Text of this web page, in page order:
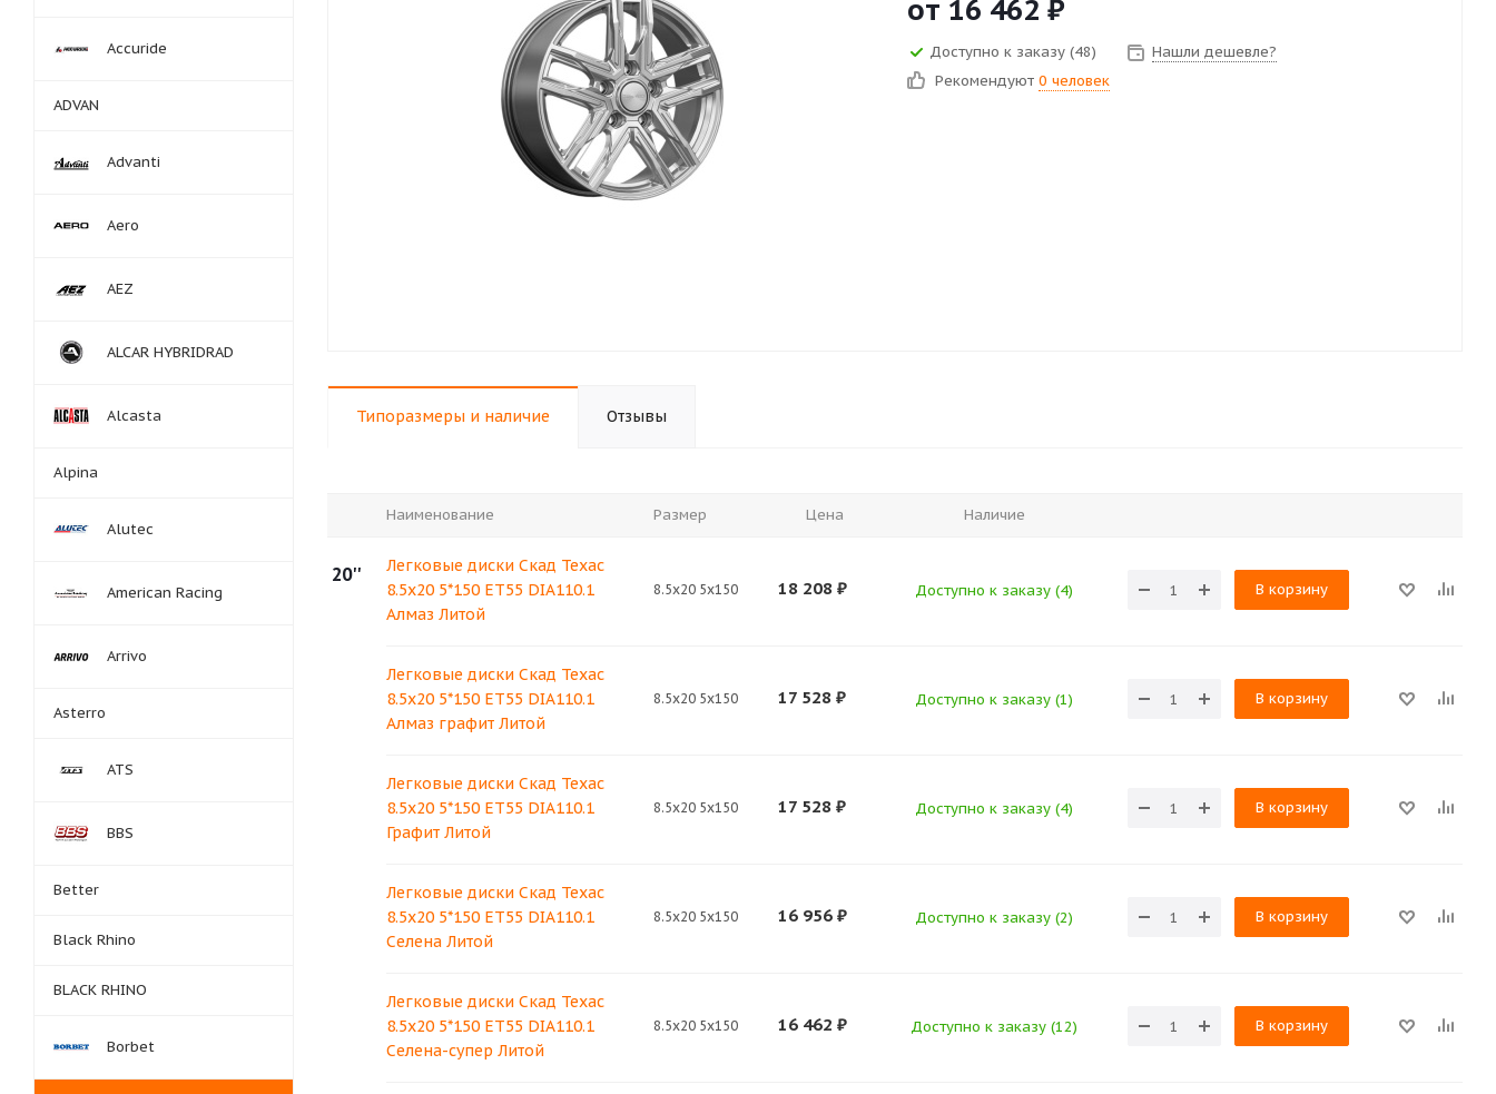
от 16 462 ₽
Доступно к заказу (48)
Нашли дешевле?
Рекомендуют 0 человек
Типоразмеры и наличие Отзывы
Наименование Размер Цена Наличие
20''
Легковые диски Скад Техас
8.5x20 5*150 ET55 DIA110.1
Алмаз Литой
8.5x20 5x150 18 208 ₽ Доступно к заказу (4) В корзину
Легковые диски Скад Техас
8.5x20 5*150 ET55 DIA110.1
Алмаз графит Литой
8.5x20 5x150 17 528 ₽ Доступно к заказу (1) В корзину
Легковые диски Скад Техас
8.5x20 5*150 ET55 DIA110.1
Графит Литой
8.5x20 5x150 17 528 ₽ Доступно к заказу (4) В корзину
Легковые диски Скад Техас
8.5x20 5*150 ET55 DIA110.1
Селена Литой
8.5x20 5x150 16 956 ₽ Доступно к заказу (2) В корзину
Легковые диски Скад Техас
8.5x20 5*150 ET55 DIA110.1
Селена-супер Литой
8.5x20 5x150 16 462 ₽ Доступно к заказу (12) В корзину
Accuride
ADVAN
Advanti
Aero
AEZ
ALCAR HYBRIDRAD
Alcasta
Alpina
Alutec
American Racing
Arrivo
Asterro
ATS
BBS
Better
Black Rhino
BLACK RHINO
Borbet